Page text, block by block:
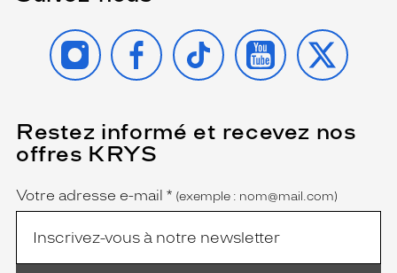
INSTAGRAMFACEBOOK
TIKTOK YOUTUBE
X
Restez informé et recevez nos
offres KRYS
Name
Votre adresse e-mail *
(Ce
champ
est
obligatoire)
(exemple : nom@mail.com)